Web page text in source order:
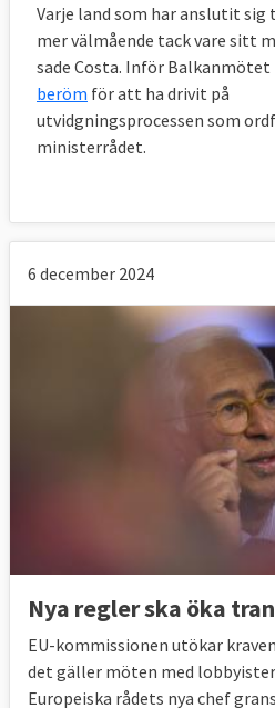
Varje land som har anslutit
mer välmående tack vare sitt
sade Costa. Inför Balkanmötet
beröm för att ha drivit på
utvidgningsprocessen som
ministerrådet.
6 december 2024
Nya regler ska öka
EU-kommissionen utökar
det gäller möten med
Europeiska rådets nya chef